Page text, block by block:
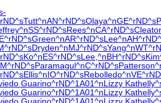
^rND^sOlaya^nGE
Guarino^rND^1A01^nLizzy
Guarino^rND^1A01^nLizzy